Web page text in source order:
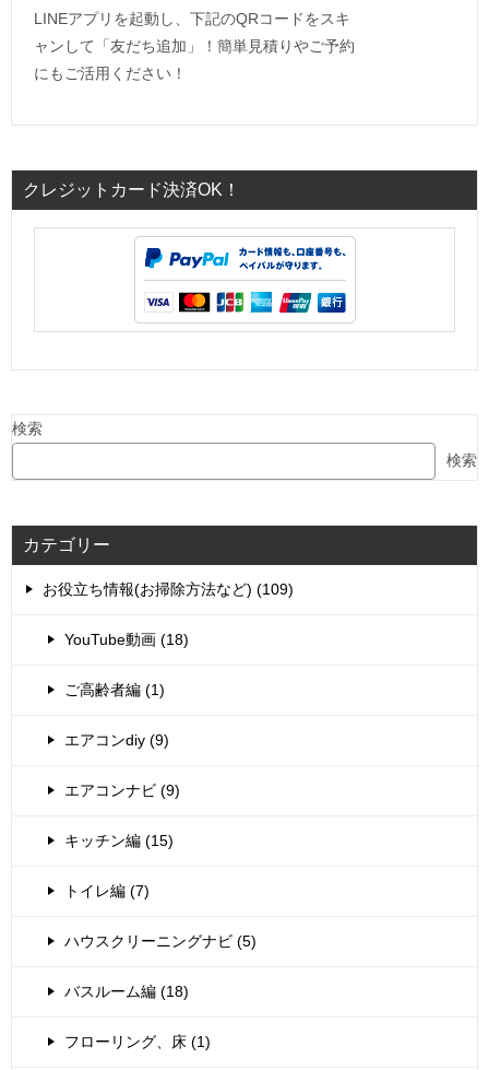
LINEアプリを起動し、下記のQRコードをスキ
ャンして「友だち追加」！簡単見積りやご予約
にもご活用ください！
クレジットカード決済OK！
検索
検索
カテゴリー
お役立ち情報(お掃除方法など) (109)
YouTube動画 (18)
ご高齢者編 (1)
エアコンdiy (9)
エアコンナビ (9)
キッチン編 (15)
トイレ編 (7)
ハウスクリーニングナビ (5)
バスルーム編 (18)
フローリング、床 (1)